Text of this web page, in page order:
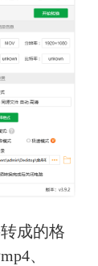
成的格
、